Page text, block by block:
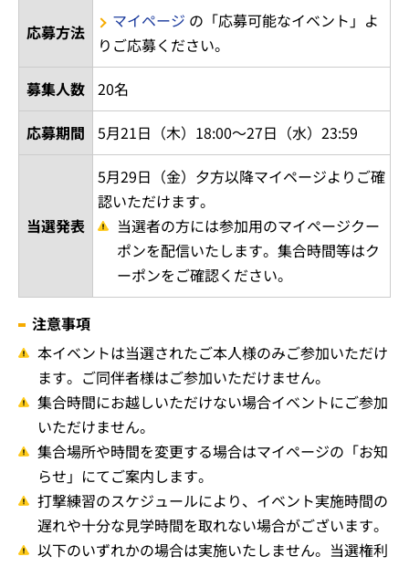
応募方法
マイページ の「応募可能なイベント」よ
りご応募ください。
募集人数 20名
応募期間
5月21日（木）18:00～27日（水）23:59
当選発表
5月29日（金）夕方以降マイページよりご確
認いただけます。
当選者の方には参加用のマイページクー
ポンを配信いたします。集合時間等はク
ーポンをご確認ください。
注意事項
本イベントは当選されたご本人様のみご参加いただけ
ます。ご同伴者様はご参加いただけません。
集合時間にお越しいただけない場合イベントにご参加
いただけません。
集合場所や時間を変更する場合はマイページの「お知
らせ」にてご案内します。
打撃練習のスケジュールにより、イベント実施時間の
遅れや十分な見学時間を取れない場合がございます。
以下のいずれかの場合は実施いたしません。当選権利